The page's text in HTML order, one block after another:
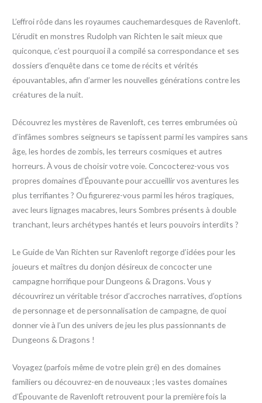
L’effroi rôde dans les royaumes cauchemardesques de Ravenloft.
L’érudit en monstres Rudolph van Richten le sait mieux que
quiconque, c’est pourquoi il a compilé sa correspondance et ses
dossiers d’enquête dans ce tome de récits et vérités
épouvantables, afin d’armer les nouvelles générations contre les
créatures de la nuit.
Découvrez les mystères de Ravenloft, ces terres embrumées où
d’infâmes sombres seigneurs se tapissent parmi les vampires sans
âge, les hordes de zombis, les terreurs cosmiques et autres
horreurs. À vous de choisir votre voie. Concocterez-vous vos
propres domaines d’Épouvante pour accueillir vos aventures les
plus terrifiantes ? Ou figurerez-vous parmi les héros tragiques,
avec leurs lignages macabres, leurs Sombres présents à double
tranchant, leurs archétypes hantés et leurs pouvoirs interdits ?
Le Guide de Van Richten sur Ravenloft regorge d’idées pour les
joueurs et maîtres du donjon désireux de concocter une
campagne horrifique pour Dungeons & Dragons. Vous y
découvrirez un véritable trésor d’accroches narratives, d’options
de personnage et de personnalisation de campagne, de quoi
donner vie à l’un des univers de jeu les plus passionnants de
Dungeons & Dragons !
Voyagez (parfois même de votre plein gré) en des domaines
familiers ou découvrez-en de nouveaux ; les vastes domaines
d’Épouvante de Ravenloft retrouvent pour la première fois la